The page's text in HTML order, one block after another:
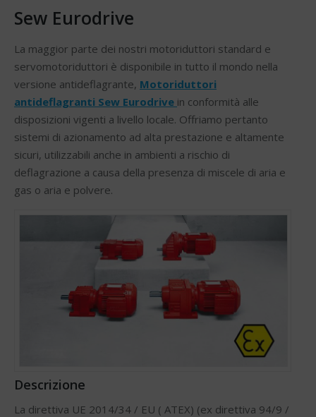
Sew Eurodrive
La maggior parte dei nostri motoriduttori standard e
servomotoriduttori è disponibile in tutto il mondo nella
versione antideflagrante, Motoriduttori
antideflagranti Sew Eurodrive in conformità alle
disposizioni vigenti a livello locale. Offriamo pertanto
sistemi di azionamento ad alta prestazione e altamente
sicuri, utilizzabili anche in ambienti a rischio di
deflagrazione a causa della presenza di miscele di aria e
gas o aria e polvere.
Descrizione
La direttiva UE 2014/34 / EU ( ATEX) (ex direttiva 94/9 /